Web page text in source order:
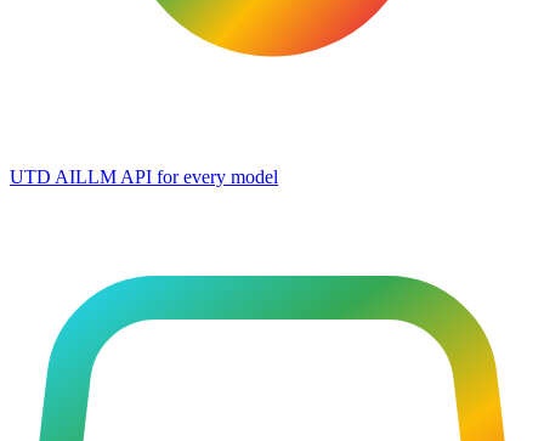
UTD AILLM API for every model